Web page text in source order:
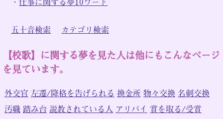
五十音検索 カテゴリ検索
【校歌】に関する夢を見た人は他にもこんなページ
を見ています。
外交官 左遷/降格を告げられる 換金所 物々交換 名刺交換
汚職 踏み台 説教されている人 アリバイ 賞を取る/受賞